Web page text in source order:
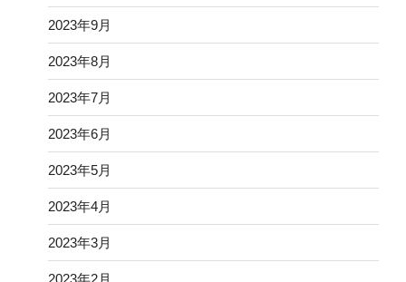
2023年9月
2023年8月
2023年7月
2023年6月
2023年5月
2023年4月
2023年3月
2023年2月